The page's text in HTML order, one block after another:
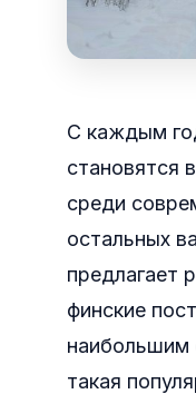
С каждым
становятся
среди
остальных
предлагает
финские
наибольшим
такая